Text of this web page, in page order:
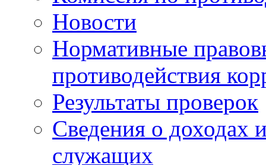
Новости
Нормативные
противодействия
Результаты проверок
Сведения о доходах
служащих